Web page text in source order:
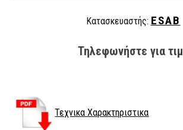
Κατασκευαστής: ESAB
Τηλεφωνήστε για
Τεχνικα Χαρακτηριστικα